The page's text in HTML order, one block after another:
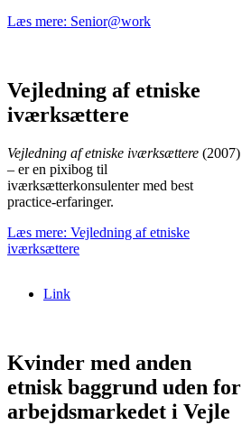
Læs mere: Senior@work
Vejledning af etniske
iværksættere
Vejledning af etniske iværksættere (2007)
– er en pixibog til
iværksætterkonsulenter med best
practice-erfaringer.
Læs mere: Vejledning af etniske
iværksættere
Link
Kvinder med anden
etnisk baggrund uden for
arbejdsmarkedet i Vejle